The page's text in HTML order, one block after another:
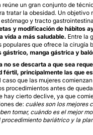
reúne un gran conjunto de
tratar la obesidad. Un objetivo
y tracto
y modificación de hábitos
vida a más saludable. Entre la
populares que ofrece la cirugía
gástrico, manga gástrica y
no se descarta a que sea
fértil, principalmente las que
caso que las mujeres
procedimientos antes de
hay cierto declive, ya que
de: cuáles son los mejores
tomar, cuándo es el mejor
procedimiento bariátrico y la